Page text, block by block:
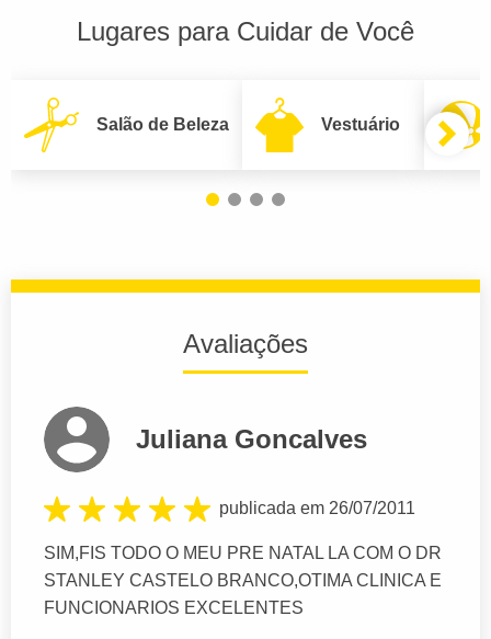
Lugares para Cuidar de Você
Salão de Beleza Vestuário
Avaliações
Juliana Goncalves
publicada em 26/07/2011
SIM,FIS TODO O MEU PRE NATAL LA COM O DR
STANLEY CASTELO BRANCO,OTIMA CLINICA E
FUNCIONARIOS EXCELENTES